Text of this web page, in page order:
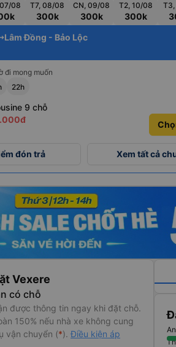
08 T7, 08/08
300k
CN, 09/08
300k
T2, 10/08
300k
T3,
Lâm Đồng - Bảo Lộc
đi mong muốn
22h
9 chỗ
đón trả Xem tất cả
Vexere
có chỗ
được thông tin ngay khi đặt chỗ.
150% nếu nhà xe không cung
vận chuyển (*). Điều kiện áp